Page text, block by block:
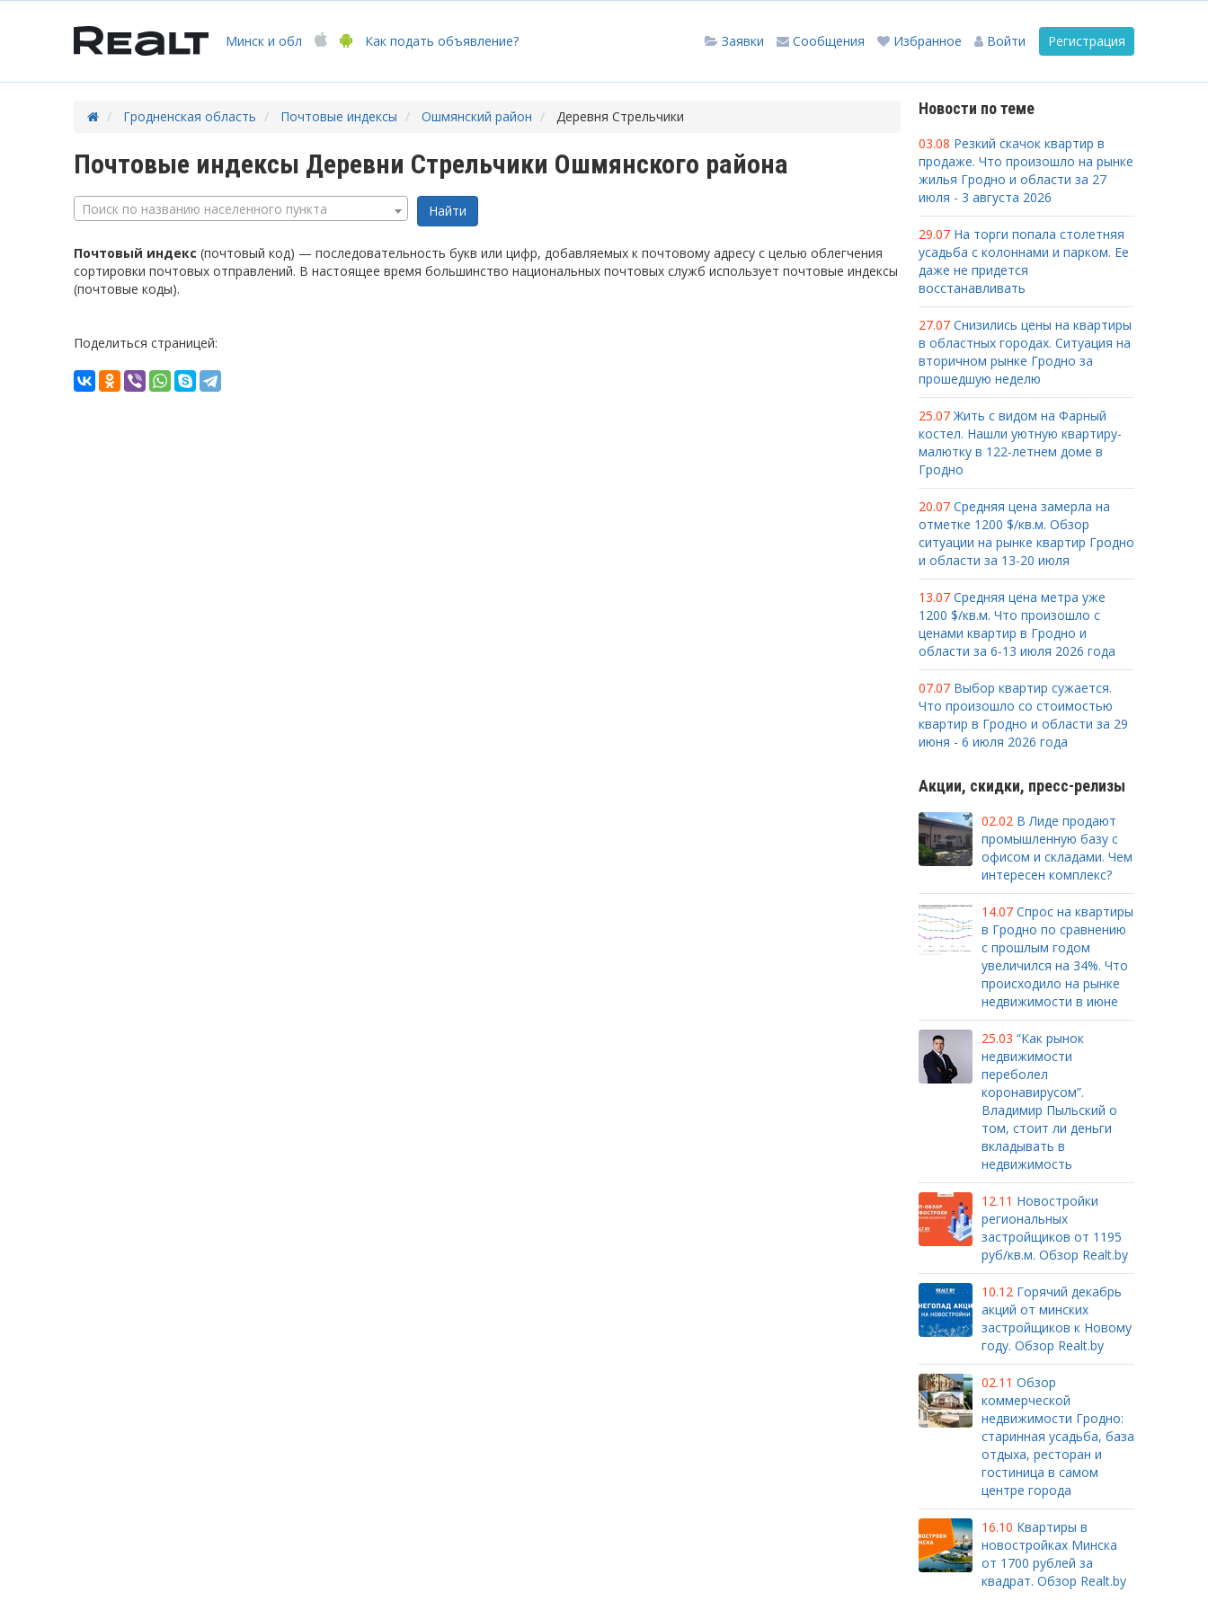
Минск и обл Как подать объявление? Регистрация
Войти
Избранное
Сообщения
Заявки
Гродненская область Почтовые индексы Ошмянский район Деревня Стрельчики
Почтовые индексы Деревни Стрельчики Ошмянского района
Поиск по названию населенного пункта
Почтовый индекс (почтовый код) — последовательность букв или цифр, добавляемых к почтовому адресу с целью облегчения
сортировки почтовых отправлений. В настоящее время большинство национальных почтовых служб использует почтовые индексы
(почтовые коды).
Поделиться страницей:
Новости по теме
03.08 Резкий скачок квартир в
продаже. Что произошло на рынке
жилья Гродно и области за 27
июля - 3 августа 2026
29.07 На торги попала столетняя
усадьба с колоннами и парком. Ее
даже не придется
восстанавливать
27.07 Снизились цены на квартиры
в областных городах. Ситуация на
вторичном рынке Гродно за
прошедшую неделю
25.07 Жить с видом на Фарный
костел. Нашли уютную квартиру-
малютку в 122-летнем доме в
Гродно
20.07 Средняя цена замерла на
отметке 1200 $/кв.м. Обзор
ситуации на рынке квартир Гродно
и области за 13-20 июля
13.07 Средняя цена метра уже
1200 $/кв.м. Что произошло с
ценами квартир в Гродно и
области за 6-13 июля 2026 года
07.07 Выбор квартир сужается.
Что произошло со стоимостью
квартир в Гродно и области за 29
июня - 6 июля 2026 года
Акции, скидки, пресс-релизы
02.02 В Лиде продают
промышленную базу с
офисом и складами. Чем
интересен комплекс?
14.07 Спрос на квартиры
в Гродно по сравнению
с прошлым годом
увеличился на 34%. Что
происходило на рынке
недвижимости в июне
25.03 “Как рынок
недвижимости
переболел
коронавирусом”.
Владимир Пыльский о
том, стоит ли деньги
вкладывать в
недвижимость
12.11 Новостройки
региональных
застройщиков от 1195
руб/кв.м. Обзор Realt.by
10.12 Горячий декабрь
акций от минских
застройщиков к Новому
году. Обзор Realt.by
02.11 Обзор
коммерческой
недвижимости Гродно:
старинная усадьба, база
отдыха, ресторан и
гостиница в самом
центре города
16.10 Квартиры в
новостройках Минска
от 1700 рублей за
квадрат. Обзор Realt.by